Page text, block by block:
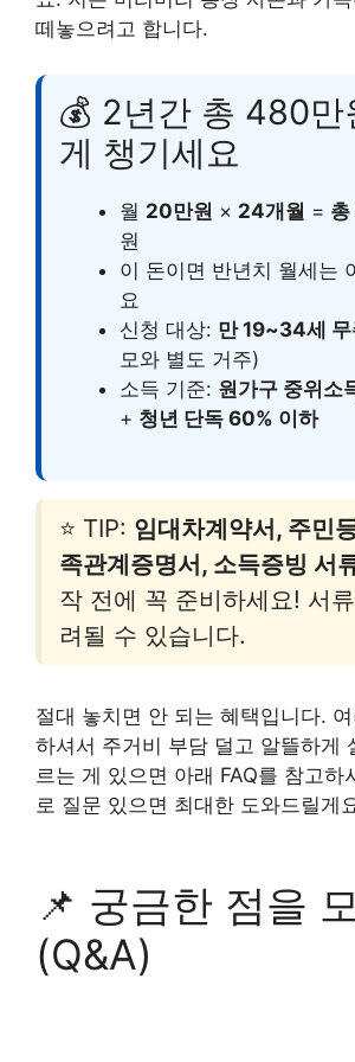
떼놓으려고 합니다.
💰 2년간 총 480만
게 챙기세요
월 20만원 × 24개월 =
원
이 돈이면 반년치 월세는
요
신청 대상: 만 19~34세 무
모와 별도 거주)
소득 기준: 원가구 중위소
+ 청년 단독 60% 이하
⭐ TIP: 임대차계약서, 주민
족관계증명서, 소득증빙 서
작 전에 꼭 준비하세요! 서
려될 수 있습니다.
절대 놓치면 안 되는 혜택입니다.
하셔서 주거비 부담 덜고 알뜰하게
르는 게 있으면 아래 FAQ를 참고하
로 질문 있으면 최대한 도와드릴게
📌 궁금한 점을
(Q&A)